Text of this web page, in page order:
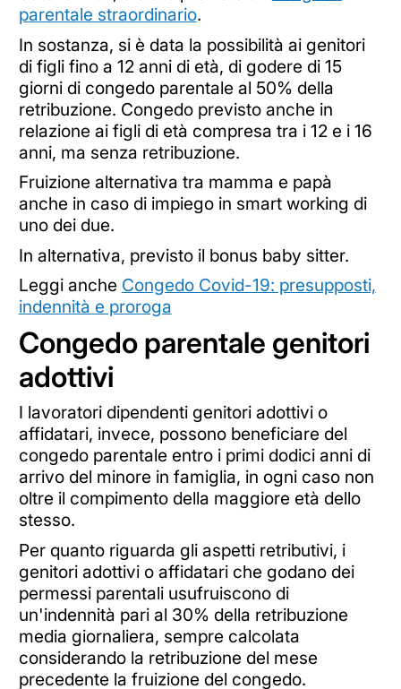
parentale straordinario.
In sostanza, si è data la possibilità ai genitori
di figli fino a 12 anni di età, di godere di 15
giorni di congedo parentale al 50% della
retribuzione. Congedo previsto anche in
relazione ai figli di età compresa tra i 12 e i 16
anni, ma senza retribuzione.
Fruizione alternativa tra mamma e papà
anche in caso di impiego in smart working di
uno dei due.
In alternativa, previsto il bonus baby sitter.
Leggi anche Congedo Covid-19: presupposti,
indennità e proroga
Congedo parentale genitori
adottivi
I lavoratori dipendenti genitori adottivi o
affidatari, invece, possono beneficiare del
congedo parentale entro i primi dodici anni di
arrivo del minore in famiglia, in ogni caso non
oltre il compimento della maggiore età dello
stesso.
Per quanto riguarda gli aspetti retributivi, i
genitori adottivi o affidatari che godano dei
permessi parentali usufruiscono di
un'indennità pari al 30% della retribuzione
media giornaliera, sempre calcolata
considerando la retribuzione del mese
precedente la fruizione del congedo.